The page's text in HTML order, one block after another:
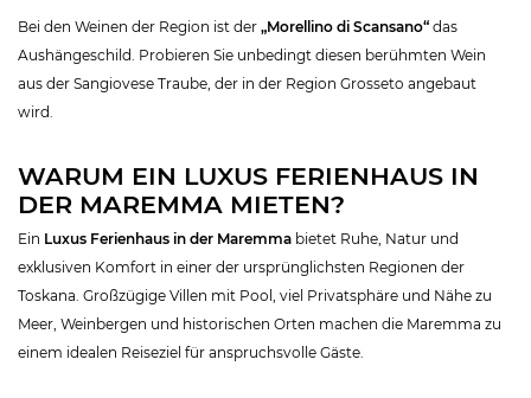
Bei den Weinen der Region ist der „Morellino di Scansano“ das
Aushängeschild. Probieren Sie unbedingt diesen berühmten Wein
aus der Sangiovese Traube, der in der Region Grosseto angebaut
wird.
WARUM EIN LUXUS FERIENHAUS IN
DER MAREMMA MIETEN?
Ein Luxus Ferienhaus in der Maremma bietet Ruhe, Natur und
exklusiven Komfort in einer der ursprünglichsten Regionen der
Toskana. Großzügige Villen mit Pool, viel Privatsphäre und Nähe zu
Meer, Weinbergen und historischen Orten machen die Maremma zu
einem idealen Reiseziel für anspruchsvolle Gäste.